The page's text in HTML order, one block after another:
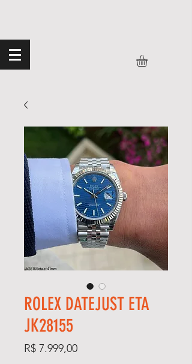
ROLEX DATEJUST ETA
JK28155
R$ 7.999,00Preço